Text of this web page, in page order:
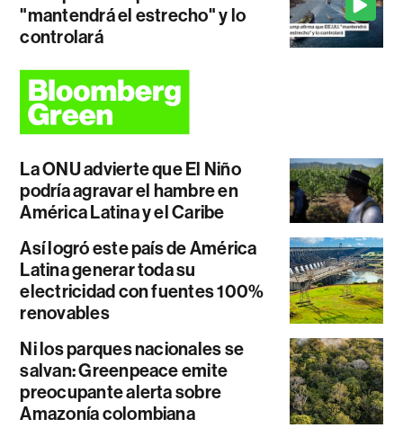
"mantendrá el estrecho" y lo
controlará
La ONU advierte que El Niño
podría agravar el hambre en
América Latina y el Caribe
Así logró este país de América
Latina generar toda su
electricidad con fuentes 100%
renovables
Ni los parques nacionales se
salvan: Greenpeace emite
preocupante alerta sobre
Amazonía colombiana